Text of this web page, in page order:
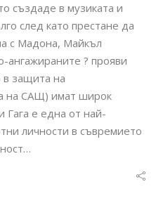
създаде в музиката и
след като престане да
с Мадона, Майкъл
? прояви
в защита на
на САЩ) имат широк
е една от най-
личности в съвремието